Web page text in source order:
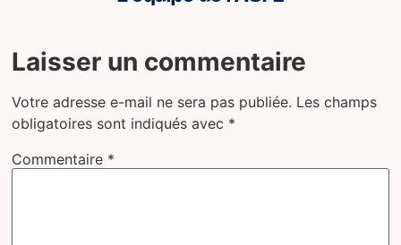
Laisser un commentaire
Votre adresse e-mail ne sera pas publiée. Les champs
obligatoires sont indiqués avec *
Commentaire *